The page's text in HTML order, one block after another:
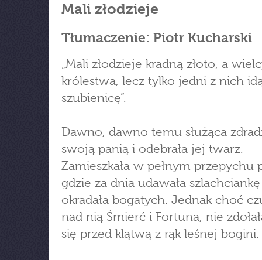
Mali złodzieje
Tłumaczenie: Piotr Kucharski
„Mali złodzieje kradną złoto, a
królestwa, lecz tylko jedni z nich
szubienicę”.
Dawno, dawno temu służąca
swoją panią i odebrała jej twarz.
Zamieszkała w pełnym przepychu
gdzie za dnia udawała
okradała bogatych. Jednak choć
nad nią Śmierć i Fortuna, nie
się przed klątwą z rąk leśnej bogini.